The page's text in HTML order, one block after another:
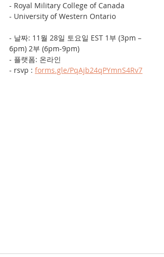
- Royal Military College of Canada
- University of Western Ontario
- 날짜: 11월 28일 토요일 EST 1부 (3pm –
6pm) 2부 (6pm-9pm)
- 플랫폼: 온라인
- rsvp : forms.gle/PqAjb24qPYmnS4Rv7